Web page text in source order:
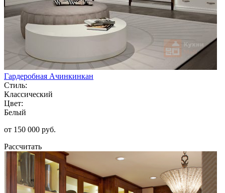
Гардеробная Ачинкинкан
Стиль:
Классический
Цвет:
Белый
от 150 000 руб.
Рассчитать